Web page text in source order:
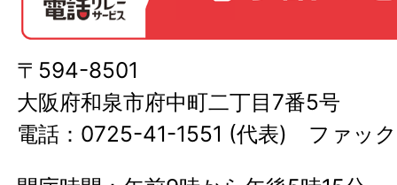
〒594-8501
大阪府和泉市府中町二丁目7番5号
電話：0725-41-1551 (代表) ファッ